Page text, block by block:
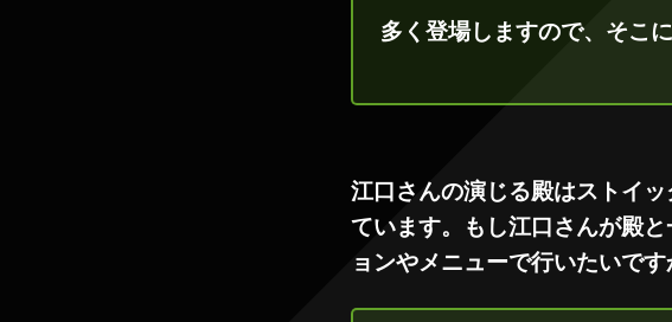
多く登場しますので、そこ
江口さんの演じる殿はストイ
ています。もし江口さんが殿
ョンやメニューで行いたいです